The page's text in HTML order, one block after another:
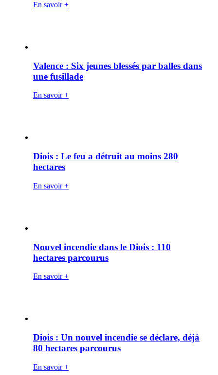
En savoir +
Valence : Six jeunes blessés par balles dans
une fusillade
En savoir +
Diois : Le feu a détruit au moins 280
hectares
En savoir +
Nouvel incendie dans le Diois : 110
hectares parcourus
En savoir +
Diois : Un nouvel incendie se déclare, déjà
80 hectares parcourus
En savoir +